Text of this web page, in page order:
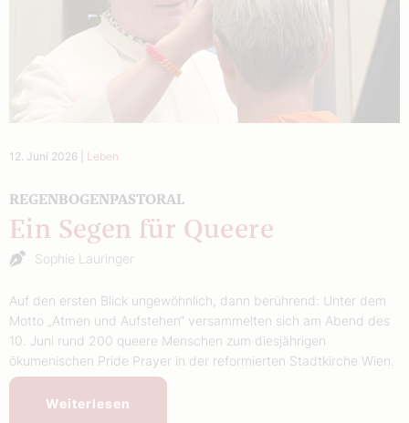
12. Juni 2026 Leben
REGENBOGENPASTORAL
Ein Segen für Queere
Sophie Lauringer
Auf den ersten Blick ungewöhnlich, dann berührend: Unter dem
Motto „Atmen und Aufstehen“ versammelten sich am Abend des
10. Juni rund 200 queere Menschen zum diesjährigen
ökumenischen Pride Prayer in der reformierten Stadtkirche Wien.
Weiterlesen